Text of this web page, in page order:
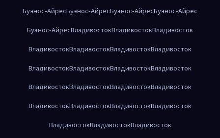
Буэнос-АйресБуэнос-АйресБуэнос-АйресБуэнос-Айрес
Буэнос-АйресВладивостокВладивостокВладивосток
ВладивостокВладивостокВладивостокВладивосток
ВладивостокВладивостокВладивостокВладивосток
ВладивостокВладивостокВладивостокВладивосток
ВладивостокВладивостокВладивостокВладивосток
ВладивостокВладивостокВладивосток